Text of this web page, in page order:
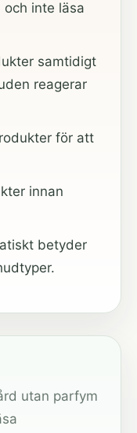
inte läsa
samtidigt
reagerar
för att
innan
betyder
utan parfym